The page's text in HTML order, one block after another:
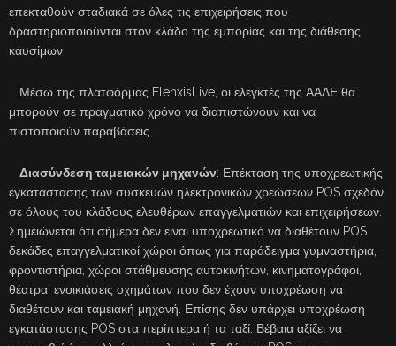
επεκταθούν σταδιακά σε όλες τις επιχειρήσεις που
δραστηριοποιούνται στον κλάδο της εμπορίας και της διάθεσης
καυσίμων
Μέσω της πλατφόρμας ElenxisLive, οι ελεγκτές της ΑΑΔΕ θα
μπορούν σε πραγματικό χρόνο να διαπιστώνουν και να
πιστοποιούν παραβάσεις.
Διασύνδεση ταμειακών μηχανών: Επέκταση της υποχρεωτικής
εγκατάστασης των συσκευών ηλεκτρονικών χρεώσεων POS σχεδόν
σε όλους του κλάδους ελευθέρων επαγγελματιών και επιχειρήσεων.
Σημειώνεται ότι σήμερα δεν είναι υποχρεωτικό να διαθέτουν POS
δεκάδες επαγγελματικοί χώροι όπως για παράδειγμα γυμναστήρια,
φροντιστήρια, χώροι στάθμευσης αυτοκινήτων, κινηματογράφοι,
θέατρα, ενοικιάσεις οχημάτων που δεν έχουν υποχρέωση να
διαθέτουν και ταμειακή μηχανή. Επίσης δεν υπάρχει υποχρέωση
εγκατάστασης POS στα περίπτερα ή τα ταξί. Βέβαια αξίζει να